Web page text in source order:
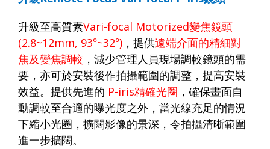
升級至高質素Vari-focal Motorized變焦鏡頭
(2.8~12mm, 93°~32°) ，提供遠端介面的精細對
焦及變焦調較 ，減少管理人員現場調較鏡頭的需
要，亦可於安裝後作拍攝範圍的調整，提高安裝
效益。提供先進的 P-iris精確光圈 ，確保畫面自
動調較至合適的曝光度之外，當光線充足的情況
下縮小光圈，擴闊影像的景深，令拍攝清晰範圍
進一步擴闊。